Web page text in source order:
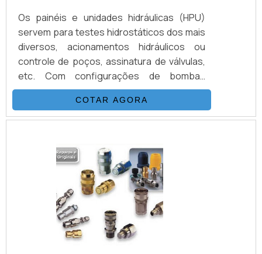
Os painéis e unidades hidráulicas (HPU)
servem para testes hidrostáticos dos mais
diversos, acionamentos hidráulicos ou
controle de poços, assinatura de válvulas,
etc. Com configurações de bombas
podendo chegar até 100.000 psi, opcionais
como sistemas de aquisição de dados,
acionamento remoto, controles
ADICIONAIS SOBRE O PRODUTOAbaixo, é
possível conferir quais as vantagens em
contar com este tipo de equipamento:
Melhor custo-benefício do mercado
Funcionário.
COTAR AGORA